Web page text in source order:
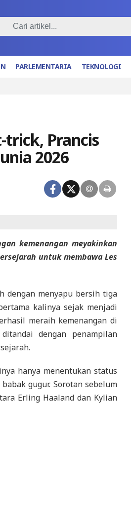
PARLEMENTARIA TEKNOLOGI
trick, Prancis
2026
kemenangan meyakinkan
untuk membawa Les
dengan menyapu bersih tiga
kalinya sejak menjadi
meraih kemenangan di
dengan penampilan
hanya menentukan status
gugur. Sorotan sebelum
Erling Haaland dan Kylian